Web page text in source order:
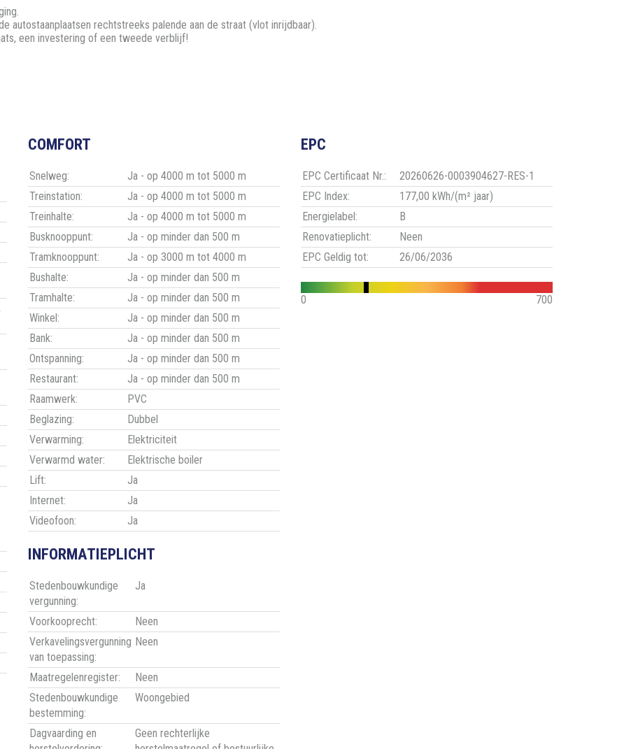
autostaanplaatsen rechtstreeks palende aan de straat (vlot inrijdbaar).
een investering of een tweede verblijf!
COMFORT
Snelweg:
Ja - op 4000 m tot 5000 m
Treinstation:
Ja - op 4000 m tot 5000 m
Treinhalte:
Ja - op 4000 m tot 5000 m
Busknooppunt:
Ja - op minder dan 500 m
Tramknooppunt:
Ja - op 3000 m tot 4000 m
Bushalte:
Ja - op minder dan 500 m
Tramhalte:
Ja - op minder dan 500 m
Winkel:
Ja - op minder dan 500 m
Bank:
Ja - op minder dan 500 m
Ontspanning:
Ja - op minder dan 500 m
Restaurant:
Ja - op minder dan 500 m
Raamwerk:
PVC
Beglazing:
Dubbel
Verwarming:
Elektriciteit
Verwarmd water:
Elektrische boiler
Lift:
Ja
Internet:
Ja
Videofoon:
Ja
INFORMATIEPLICHT
Stedenbouwkundige
vergunning:
Ja
Voorkooprecht:
Neen
Verkavelingsvergunning
van toepassing:
Neen
Maatregelenregister:
Neen
Stedenbouwkundige
bestemming:
Woongebied
Dagvaarding en
Geen rechterlijke
EPC
EPC Certificaat Nr.:
20260626-0003904627-RES-1
EPC Index:
177,00 kWh/(m² jaar)
Energielabel:
B
Renovatieplicht:
Neen
EPC Geldig tot:
26/06/2036
0 700